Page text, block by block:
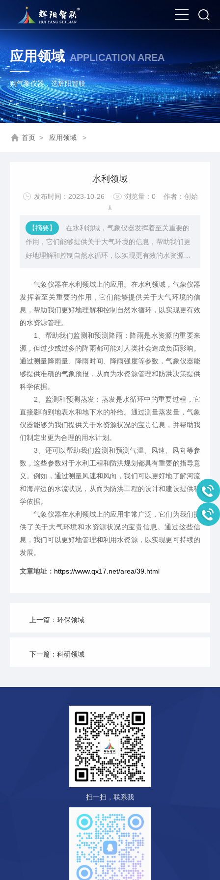
应用领域 APPLICATION AREA
购气象仪器，选辉阳智联
首页 > 应用领域 >
水利领域
发布时间：2023-10-26 浏览量： 0 作者：创始
人
【摘要】
在水利领域，气象仪器发挥着至关重要的
作用，它们能够提供关于大气环境的信息，帮助我们更
好地理解和控制自然水循环，以实现更有效的水资源管
气象仪器在水利领域上的应用。在水利领域，气象仪器
发挥着至关重要的作用，它们能够提供关于大气环境的信
息，帮助我们更好地理解和控制自然水循环，以实现更有效
的水资源管理。
1、帮助我们监测和预测降雨：降雨是水资源的重要来
源，但过少或过多的降雨都可能对人类社会造成负面影响。
通过测量降雨量、降雨时间、降雨强度等参数，气象仪器能
够提供准确的气象预报，从而为水资源管理和防洪决策提供
科学依据。
2、监测和预测蒸发：蒸发是水循环中的重要过程，它
直接影响到地表水和地下水的补给。通过测量蒸发量，气象
仪器能够为我们提供关于水资源状况的宝贵信息，并帮助我
们制定出更为合理的用水计划。
3、还可以帮助我们监测和预测气温、风速、风向等参
数，这些参数对于水利工程和防洪规划都具有重要的指导意
义。例如，通过测量风速和风向，我们可以更好地了解河流
和海岸边的水流状况，从而为防洪工程的设计和建设提供科
学依据。
气象仪器在水利领域上的应用非常广泛，它们为我们提
供了关于大气环境和水资源状况的宝贵信息。通过这些信
息，我们可以更好地管理和利用水资源，以实现更可持续的
发展。
文章地址： https://www.qx17.net/area/39.html
上一篇：环保领域
下一篇：科研领域
扫一扫，联系我